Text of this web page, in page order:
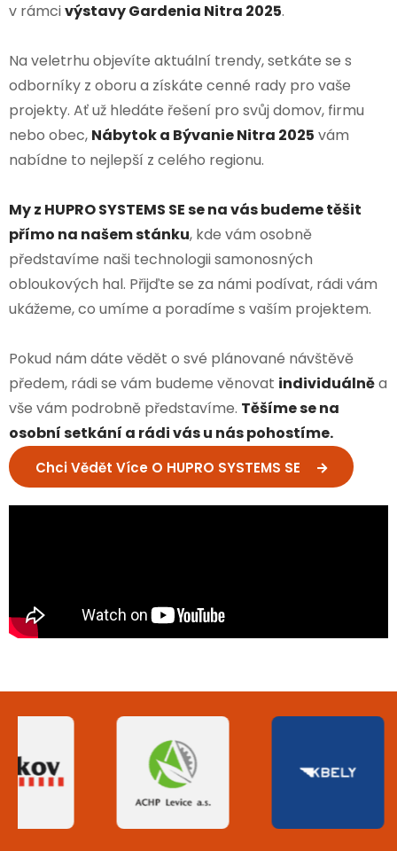
v rámcivýstavy Gardenia Nitra 2025.
Na veletrhu objevíte aktuální trendy, setkáte se s
odborníky z oboru a získáte cenné rady pro vaše
projekty. Ať už hledáte řešení pro svůj domov, firmu
nebo obec, Nábytok a Bývanie Nitra 2025 vám
nabídne to nejlepší z celého regionu.
My z HUPRO SYSTEMS SE se na vás budeme těšit
přímo na našem stánku, kde vám osobně
představíme naši technologii samonosných
obloukových hal. Přijďte se za námi podívat, rádi vám
ukážeme, co umíme a poradíme s vaším projektem.
Pokud nám dáte vědět o své plánované návštěvě
předem, rádi se vám budeme věnovat individuálněa
vše vám podrobně představíme. Těšíme se na
osobní setkání a rádi vás u nás pohostíme.
Chci Vědět Více O HUPRO SYSTEMS SE